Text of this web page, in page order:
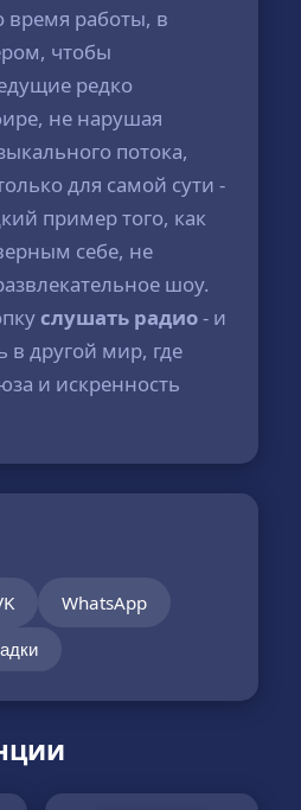
время работы, в
чтобы
редко
не нарушая
потока,
для самой сути -
пример того, как
себе, не
шоу.
слушать радио- и
в другой мир, где
и искренность
WhatsApp